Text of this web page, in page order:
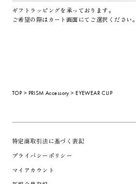
ギフトラッピングを承っております。
ご希望の際はカート画面にてご選択ください。
TOP > PRISM Accessory > EYEWEAR CLIP
特定商取引法に基づく表記
プライバシーポリシー
マイアカウント